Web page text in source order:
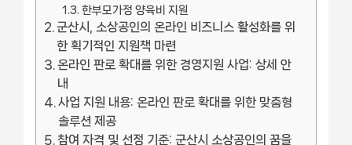
한부모가정 양육비 지원
군산시, 소상공인의 온라인 비즈니스 활성화를 위
한 획기적인 지원책 마련
온라인 판로 확대를 위한 경영지원 사업: 상세 안
내
사업 지원 내용: 온라인 판로 확대를 위한 맞춤형
솔루션 제공
참여 자격 및 선정 기준: 군산시 소상공인의 꿈을